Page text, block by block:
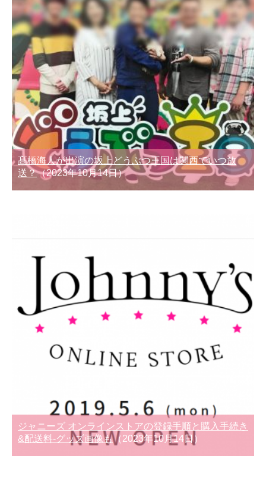
髙橋海人が出演の坂上どうぶつ王国は関西でいつ放
送？（2023年10月14日）
ジャニーズ オンラインストアの登録手順と購入手続き
&配送料-グッズ画像も（2023年10月14日）